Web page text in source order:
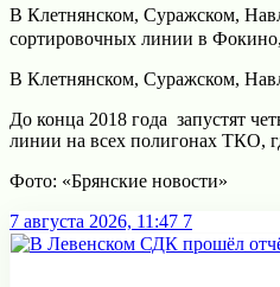
В Клетнянском, Суражском,
сортировочных линии в
В Клетнянском, Суражском,
До конца 2018 года запустят
линии на всех полигонах ТКО,
Фото: «Брянские новости»
7 августа 2026, 11:47 7